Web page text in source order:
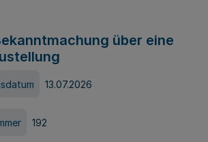
über eine
13.07.2026
192